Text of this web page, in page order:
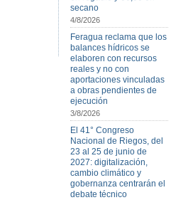
secano
4/8/2026
Feragua reclama que los
balances hídricos se
elaboren con recursos
reales y no con
aportaciones vinculadas
a obras pendientes de
ejecución
3/8/2026
El 41° Congreso
Nacional de Riegos, del
23 al 25 de junio de
2027: digitalización,
cambio climático y
gobernanza centrarán el
debate técnico